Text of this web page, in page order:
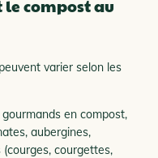
compost au
varier selon les
en compost,
aubergines,
courgettes,